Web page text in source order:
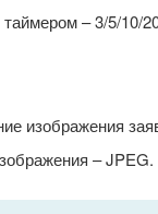
– 3/5/10/
изображения
– JPEG.